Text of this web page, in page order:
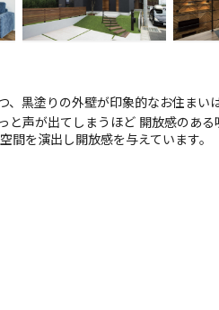
、黒塗りの外壁が印象的なお住まい
と声が出てしまうほど 開放感のあ
間を演出し開放感を与えています。